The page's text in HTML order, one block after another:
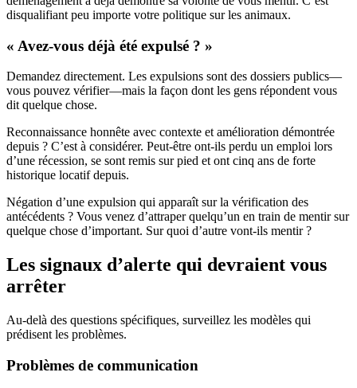
disqualifiant peu importe votre politique sur les animaux.
« Avez-vous déjà été expulsé ? »
Demandez directement. Les expulsions sont des dossiers publics—
vous pouvez vérifier—mais la façon dont les gens répondent vous
dit quelque chose.
Reconnaissance honnête avec contexte et amélioration démontrée
depuis ? C’est à considérer. Peut-être ont-ils perdu un emploi lors
d’une récession, se sont remis sur pied et ont cinq ans de forte
historique locatif depuis.
Négation d’une expulsion qui apparaît sur la vérification des
antécédents ? Vous venez d’attraper quelqu’un en train de mentir sur
quelque chose d’important. Sur quoi d’autre vont-ils mentir ?
Les signaux d’alerte qui devraient vous
arrêter
Au-delà des questions spécifiques, surveillez les modèles qui
prédisent les problèmes.
Problèmes de communication